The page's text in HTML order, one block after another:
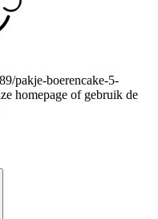
pakje-boerencake-5-
homepage of gebruik de